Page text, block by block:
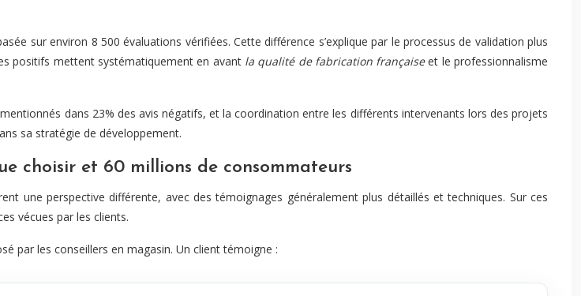
sur environ 8 500 évaluations vérifiées. Cette différence s’explique par le processus de validation plus
positifs mettent systématiquement en avant la qualité de fabrication françaiseet le professionnalisme
dans 23% des avis négatifs, et la coordination entre les différents intervenants lors des projets
sa stratégie de développement.
choisir et 60 millions de consommateurs
une perspective différente, avec des témoignages généralement plus détaillés et techniques. Sur ces
vécues par les clients.
par les conseillers en magasin. Un client témoigne :